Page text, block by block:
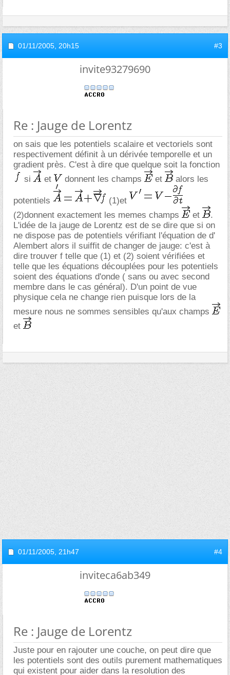
01/11/2005, 20h15 #3
invite93279690
Re : Jauge de Lorentz
on sais que les potentiels scalaire et vectoriels sont
respectivement définit à un dérivée temporelle et un
gradient près. C'est à dire que quelque soit la fonction
si
et donnent les champs et alors les
potentiels
(1)et
(2)donnent exactement les memes champs
et
.
L'idée de la jauge de Lorentz est de se dire que si on
ne dispose pas de potentiels vérifiant l'équation de d'
Alembert alors il suiffit de changer de jauge: c'est à
dire trouver f telle que (1) et (2) soient vérifiées et
telle que les équations découplées pour les potentiels
soient des équations d'onde ( sans ou avec second
membre dans le cas général). D'un point de vue
physique cela ne change rien puisque lors de la
mesure nous ne sommes sensibles qu'aux champs
et
01/11/2005, 21h47 #4
inviteca6ab349
Re : Jauge de Lorentz
Juste pour en rajouter une couche, on peut dire que
les potentiels sont des outils purement mathematiques
qui existent pour aider dans la resolution des